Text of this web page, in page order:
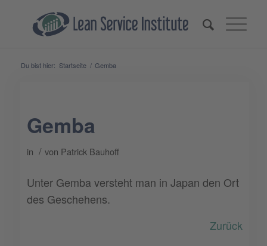
Du bist hier: Startseite / Gemba
Gemba
in / von Patrick Bauhoff
Unter Gemba versteht man in Japan den Ort
des Geschehens.
Zurück